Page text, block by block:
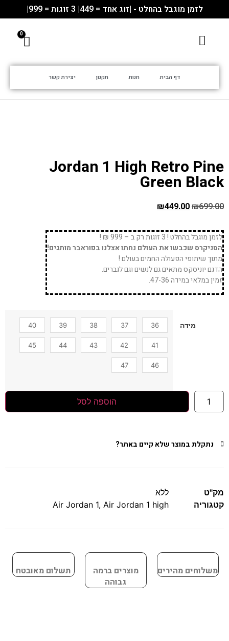
לזמן מוגבל בהחלט - |זוג אחד = 449| 3 זוגות = 999|
דף הבית חנות תקנון יצירת קשר
Jordan 1 High Retro Pine
Green Black
₪699.00
₪449.00
לזמן מוגבל בהחלט ! 3 זוגות רק ב – 999 ₪ !
הסניקרס שכבשו את העולם נחתו אצלנו בפוראבר מותגים!
מתוך שיתופי הפעולה החמים בעולם !
הדגם יוניסקס מתאים גם לנשים וגם לגברים.
זמין במלאי במידה 47-36.
מידה 36
37
38
39
40
41
42
43
44
45
46
47
הוספה לסל
נתקלת במוצר שלא קיים באתר?
מק"ט
ללא
קטגוריה
Air Jordan 1, Air Jordan 1 high
משלוחים מהירים
מוצרים ברמה
גבוהה
תשלום מאובטח